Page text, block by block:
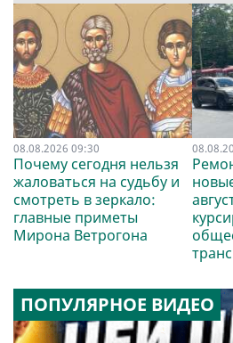
08.08.2026 09:30
Почему сегодня нельзя
жаловаться на судьбу и
смотреть в зеркало:
главные приметы
Мирона Ветрогона
ПОПУЛЯРНОЕ ВИДЕО